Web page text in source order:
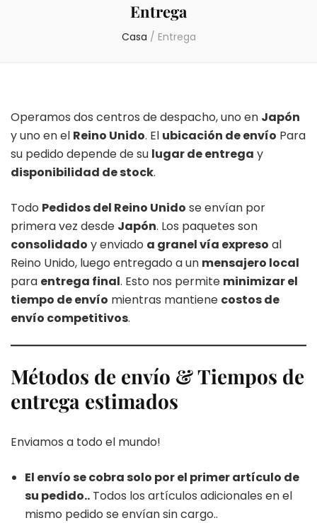
Entrega
Casa / Entrega
Operamos dos centros de despacho, uno en Japón
y uno en el Reino Unido. El ubicación de envío Para
su pedido depende de su lugar de entrega y
disponibilidad de stock.
Todo Pedidos del Reino Unido se envían por
primera vez desde Japón. Los paquetes son
consolidado y enviado a granel vía expreso al
Reino Unido, luego entregado a un mensajero local
para entrega final. Esto nos permite minimizar el
tiempo de envío mientras mantiene costos de
envío competitivos.
Métodos de envío & Tiempos de
entrega estimados
Enviamos a todo el mundo!
El envío se cobra solo por el primer artículo de
su pedido.. Todos los artículos adicionales en el
mismo pedido se envían sin cargo..